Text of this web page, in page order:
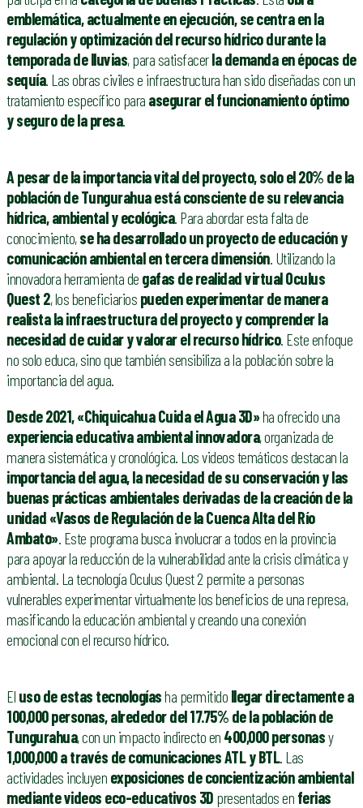
emblemática, actualmente en ejecución, se centra en la
regulación y optimización del recurso hídricodurante la
temporada de lluvias, para satisfacerla demanda en épocas de
sequía. Las obras civiles e infraestructura han sido diseñadas con un
tratamiento específico para asegurar el funcionamiento óptimo
y seguro de la presa.
A pesar de la importancia vital del proyecto, solo el 20% de la
población de Tungurahua está consciente de su relevancia
hídrica, ambiental y ecológica. Para abordar esta falta de
conocimiento,se ha desarrollado un proyecto de educación y
comunicación ambiental en tercera dimensión. Utilizando la
innovadora herramienta de gafas de realidad virtual Oculus
Quest 2, los beneficiarios pueden experimentar de manera
realista la infraestructura del proyecto y comprender la
necesidad de cuidar y valorar el recurso hídrico. Este enfoque
no solo educa, sino que también sensibiliza a la población sobre la
importancia del agua.
Desde 2021, «Chiquicahua Cuida el Agua 3D»ha ofrecido una
experiencia educativa ambiental innovadora, organizada de
manera sistemática y cronológica. Los videos temáticos destacan la
importancia del agua, la necesidad de su conservación y las
buenas prácticas ambientales derivadas de la creación de la
unidad «Vasos de Regulación de la Cuenca Alta del Río
Ambato». Este programa busca involucrar a todos en la provincia
para apoyar la reducción de la vulnerabilidad ante la crisis climática y
ambiental. La tecnología Oculus Quest 2 permite a personas
vulnerables experimentar virtualmente los beneficios de una represa,
masificando la educación ambiental y creando una conexión
emocional con el recurso hídrico.
El uso de estas tecnologíasha permitido llegar directamente a
100,000 personas, alrededor del 17.75% de la población de
Tungurahua, con un impacto indirecto en 400,000 personasy
1,000,000 a través de comunicaciones ATL y BTL. Las
actividades incluyen exposiciones de concientización ambiental
mediante videos eco-educativos 3D presentados en ferias